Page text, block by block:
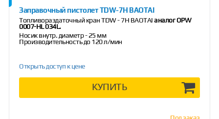
Заправочный пистолет TDW-7Н BAOTAI
Топливораздаточный кран TDW - 7H BAOTAIаналог OPW
0007-HL 034L.
Носик внутр. диаметр - 25 мм
Производительность до 120 л/мин
Открыть доступ к цене
КУПИТЬ